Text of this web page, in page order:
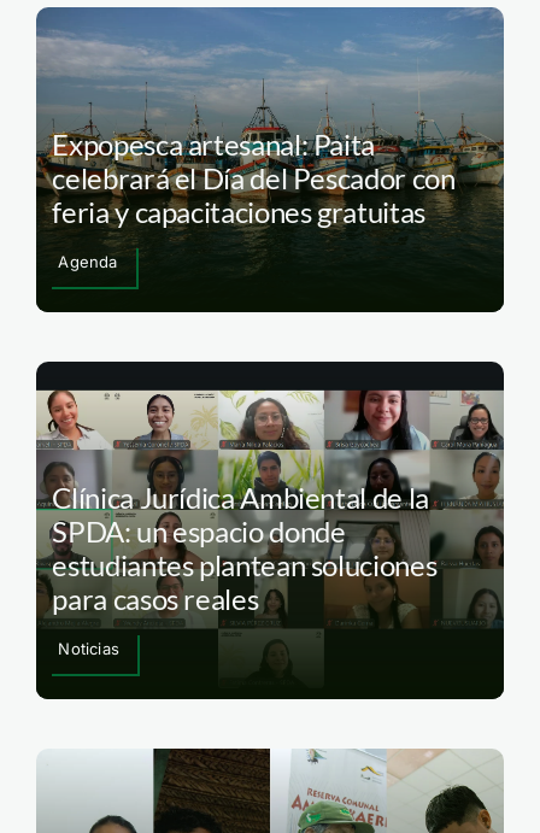
Expopesca artesanal: Paita
celebrará el Día del Pescador con
feria y capacitaciones gratuitas
Agenda
Clínica Jurídica Ambiental de la
SPDA: un espacio donde
estudiantes plantean soluciones
para casos reales
Noticias